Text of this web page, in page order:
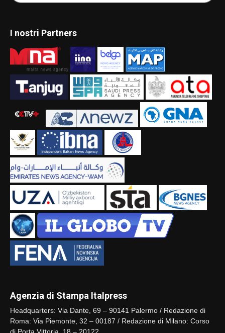
I nostri Partners
Agenzia di Stampa Italpress
Headquarters: Via Dante, 69 – 90141 Palermo / Redazione di
Roma: Via Piemonte, 32 – 00187 / Redazione di Milano: Corso